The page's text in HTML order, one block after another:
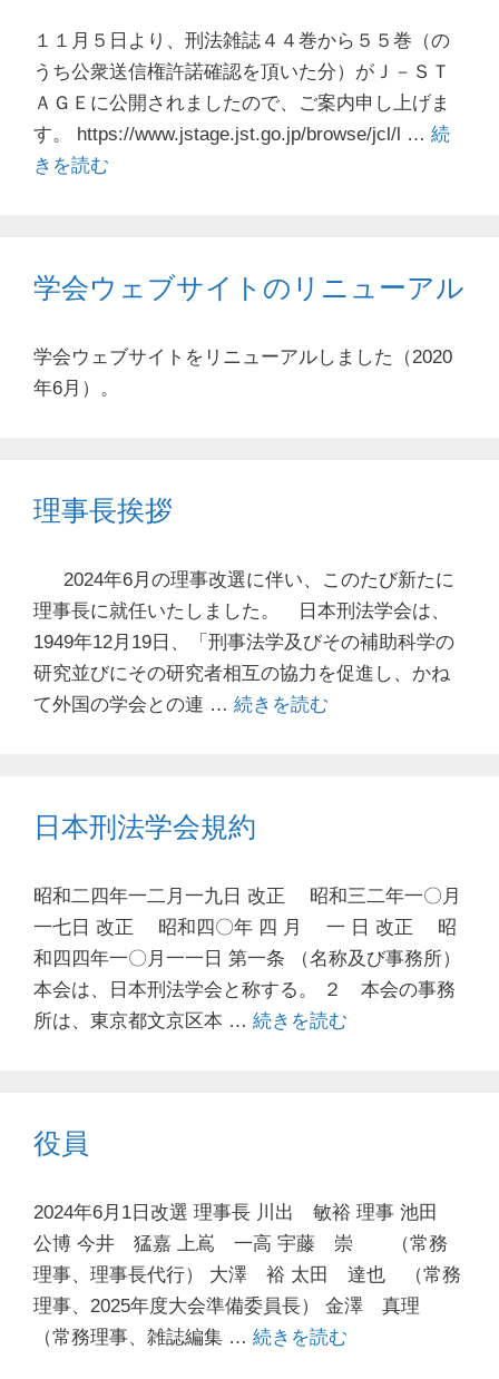
１１月５日より、刑法雑誌４４巻から５５巻（の
うち公衆送信権許諾確認を頂いた分）がＪ－ＳＴ
ＡＧＥに公開されましたので、ご案内申し上げま
す。 https://www.jstage.jst.go.jp/browse/jcl/l … 続
きを読む
学会ウェブサイトのリニューアル
学会ウェブサイトをリニューアルしました（2020
年6月）。
理事長挨拶
2024年6月の理事改選に伴い、このたび新たに
理事長に就任いたしました。 日本刑法学会は、
1949年12月19日、「刑事法学及びその補助科学の
研究並びにその研究者相互の協力を促進し、かね
て外国の学会との連 … 続きを読む
日本刑法学会規約
昭和二四年一二月一九日 改正 昭和三二年一〇月
一七日 改正 昭和四〇年 四 月 一 日 改正 昭
和四四年一〇月一一日 第一条 （名称及び事務所）
本会は、日本刑法学会と称する。 ２ 本会の事務
所は、東京都文京区本 … 続きを読む
役員
2024年6月1日改選 理事長 川出 敏裕 理事 池田
公博 今井 猛嘉 上嶌 一高 宇藤 崇 （常務
理事、理事長代行） 大澤 裕 太田 達也 （常務
理事、2025年度大会準備委員長） 金澤 真理
（常務理事、雑誌編集 … 続きを読む